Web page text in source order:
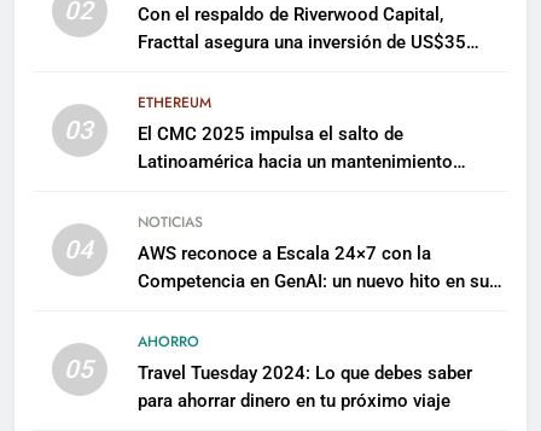
02
Con el respaldo de Riverwood Capital,
Fracttal asegura una inversión de US$35
03
ETHEREUM
El CMC 2025 impulsa el salto de
Latinoamérica hacia un mantenimiento
04
NOTICIAS
AWS reconoce a Escala 24×7 con la
Competencia en GenAI: un nuevo hito en su
05
AHORRO
Travel Tuesday 2024: Lo que debes saber
para ahorrar dinero en tu próximo viaje